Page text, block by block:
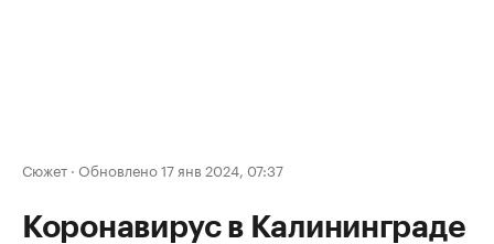
Сюжет · Обновлено 17 янв 2024, 07:37
Коронавирус в Калининграде